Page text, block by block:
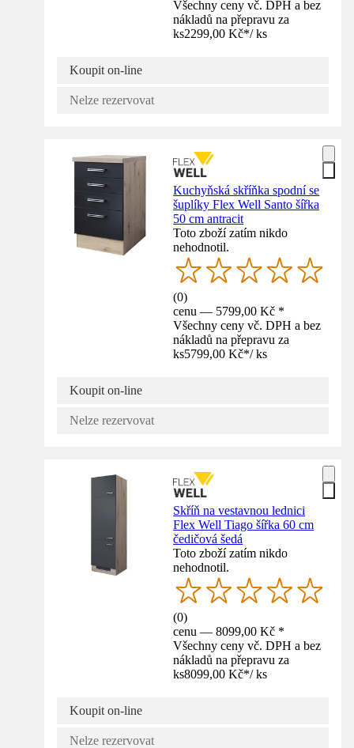
Všechny ceny vč. DPH a bez
nákladů na přepravu za
ks2299,00 Kč*/ ks
Koupit on-line
Nelze rezervovat
Kuchyňská skříňka spodní se
šuplíky Flex Well Santo šířka
50 cm antracit
Toto zboží zatím nikdo
nehodnotil.
(0)
cenu — 5799,00 Kč *
Všechny ceny vč. DPH a bez
nákladů na přepravu za
ks5799,00 Kč*/ ks
Koupit on-line
Nelze rezervovat
Skříň na vestavnou lednici
Flex Well Tiago šířka 60 cm
čedičová šedá
Toto zboží zatím nikdo
nehodnotil.
(0)
cenu — 8099,00 Kč *
Všechny ceny vč. DPH a bez
nákladů na přepravu za
ks8099,00 Kč*/ ks
Koupit on-line
Nelze rezervovat